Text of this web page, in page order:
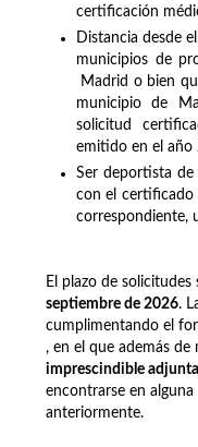
certificación
Distancia desde
municipios de
Madrid o bien
municipio de
solicitud
emitido en el año
Ser deportista
con el certificado
correspondiente,
El plazo de solicitudes
septiembre de 2026.
cumplimentando el
, en el que además de
imprescindible
encontrarse en
anteriormente.